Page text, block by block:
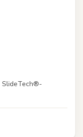
SlideTech®-